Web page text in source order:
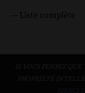
--- Liste complète